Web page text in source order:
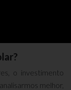
o investimento
melhor,